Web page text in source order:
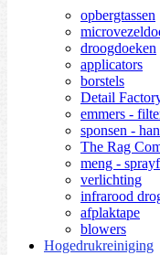
opbergtassen
droogdoeken
applicators
borstels
Detail
emmers -
sponsen -
The Rag
meng -
verlichting
infrarood
afplaktape
blowers
Hogedrukreiniging